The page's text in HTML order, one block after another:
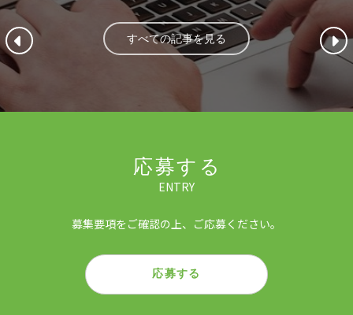
すべての記事を見る
応募する
ENTRY
募集要項をご確認の上、ご応募ください。
応募する